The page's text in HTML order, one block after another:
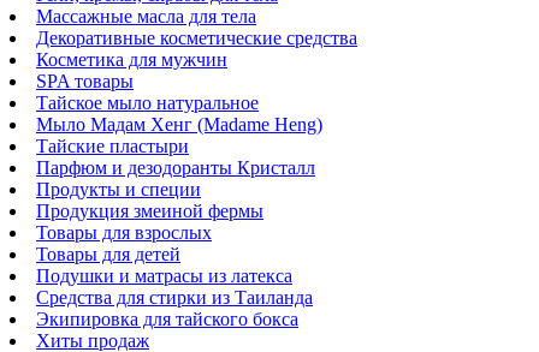
Массажные масла для тела
Декоративные косметические средства
Косметика для мужчин
SPA товары
Тайское мыло натуральное
Мыло Мадам Хенг (Madame Heng)
Тайские пластыри
Парфюм и дезодоранты Кристалл
Продукты и специи
Продукция змеиной фермы
Товары для взрослых
Товары для детей
Подушки и матрасы из латекса
Средства для стирки из Таиланда
Экипировка для тайского бокса
Хиты продаж